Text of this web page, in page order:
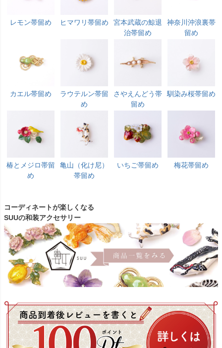
レモン帯留め ヒマワリ帯留め
宮本武蔵の鯨退
治帯留め
神奈川沖浪裏帯
留め
カエル帯留め
ラウテルン帯留
め
さやえんどう帯
留め
馴染み桜帯留め
椿とメジロ帯留
め
亀山（化け尼）
帯留め
いちご帯留め 梅花帯留め
コーディネートが楽しくなる
SUUの和装アクセサリー